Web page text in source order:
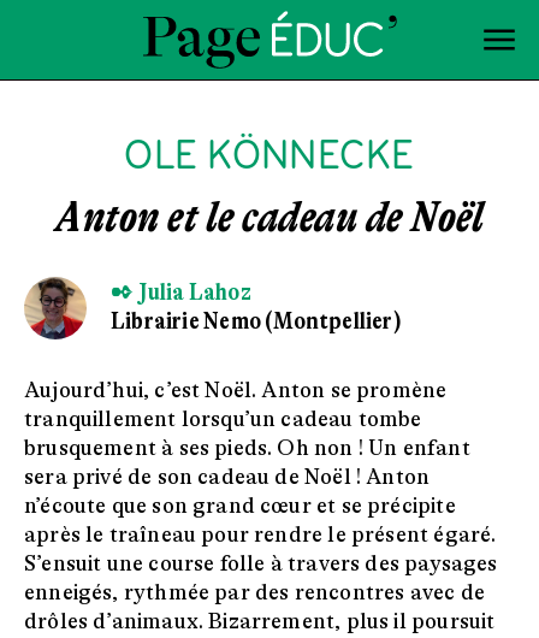
OLE KÖNNECKE
Anton et le cadeau de Noël
✒ Julia Lahoz
Librairie Nemo (Montpellier)
Aujourd’hui, c’est Noël. Anton se promène
tranquillement lorsqu’un cadeau tombe
brusquement à ses pieds. Oh non ! Un enfant
sera privé de son cadeau de Noël ! Anton
n’écoute que son grand cœur et se précipite
après le traîneau pour rendre le présent égaré.
S’ensuit une course folle à travers des paysages
enneigés, rythmée par des rencontres avec de
drôles d’animaux. Bizarrement, plus il poursuit